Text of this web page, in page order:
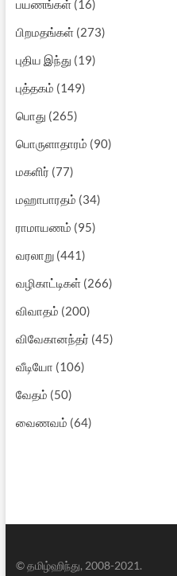
பயணங்கள்(16)
பிறமதங்கள்(273)
புதிய இந்து (19)
புத்தகம் (149)
பொது (265)
பொருளாதாரம் (90)
மகளிர் (77)
மஹாபாரதம் (34)
ராமாயணம் (95)
வரலாறு(441)
வழிகாட்டிகள்(266)
விவாதம் (200)
விவேகானந்தர் (45)
வீடியோ (106)
வேதம் (50)
வைணவம் (64)
© தமிழ்ஹிந்து, 2008-2021.